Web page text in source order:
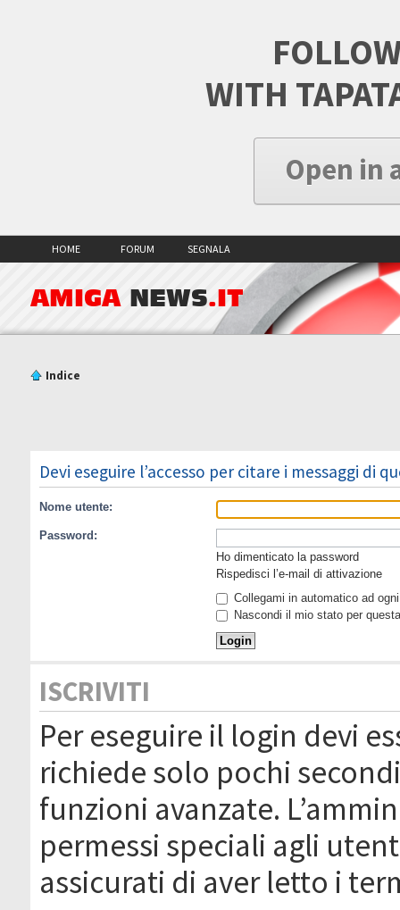
WITH
Open in
HOME FORUM SEGNALA
AMIGA NEWS.IT
Indice
Devi eseguire l’accesso per citare i messaggi di
Nome utente:
Password:
Ho dimenticato la password
Rispedisci l’e-mail di attivazione
Collegami in automatico ad
Nascondi il mio stato per
ISCRIVITI
Per eseguire il login devi
richiede solo pochi
funzioni avanzate.
permessi speciali agli
assicurati di aver letto i